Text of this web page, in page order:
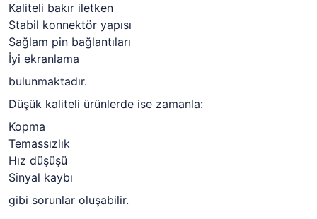
Kaliteli bakır iletken
Stabil konnektör yapısı
Sağlam pin bağlantıları
İyi ekranlama
bulunmaktadır.
Düşük kaliteli ürünlerde ise zamanla:
Kopma
Temassızlık
Hız düşüşü
Sinyal kaybı
gibi sorunlar oluşabilir.